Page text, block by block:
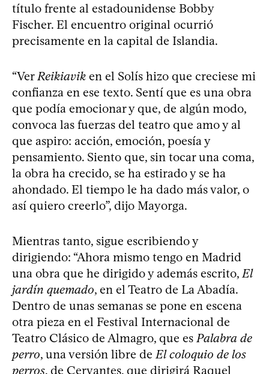
título frente al estadounidense Bobby
Fischer. El encuentro original ocurrió
precisamente en la capital de Islandia.
“Ver Reikiavik en el Solís hizo que creciese mi
confianza en ese texto. Sentí que es una obra
que podía emocionar y que, de algún modo,
convoca las fuerzas del teatro que amo y al
que aspiro: acción, emoción, poesía y
pensamiento. Siento que, sin tocar una coma,
la obra ha crecido, se ha estirado y se ha
ahondado. El tiempo le ha dado más valor, o
así quiero creerlo”, dijo Mayorga.
Mientras tanto, sigue escribiendo y
dirigiendo: “Ahora mismo tengo en Madrid
una obra que he dirigido y además escrito, El
jardín quemado, en el Teatro de La Abadía.
Dentro de unas semanas se pone en escena
otra pieza en el Festival Internacional de
Teatro Clásico de Almagro, que es Palabra de
perro, una versión libre de El coloquio de los
perros, de Cervantes, que dirigirá Raquel